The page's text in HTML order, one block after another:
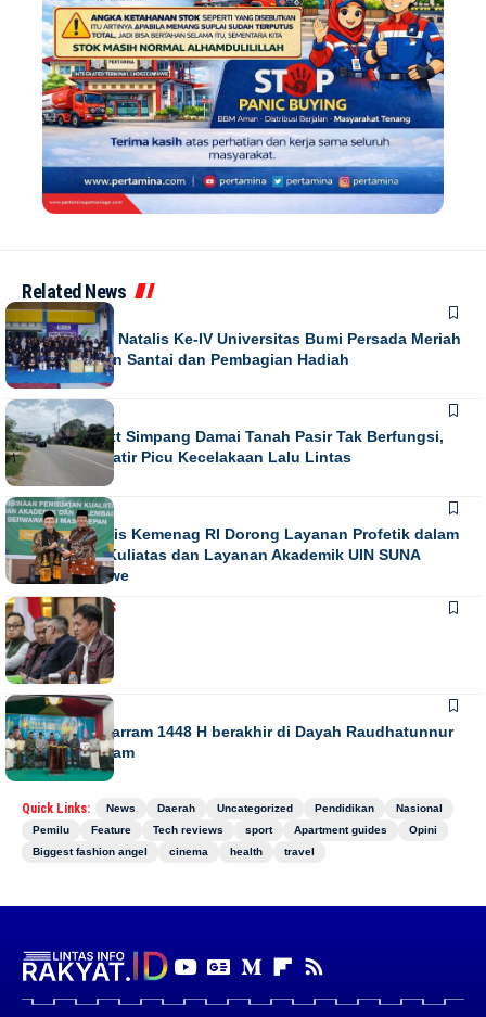
Related News
NEWS
Puncak Dies Natalis Ke-IV Universitas Bumi Persada Meriah
dengan Jalan Santai dan Pembagian Hadiah
NEWS
Running Text Simpang Damai Tanah Pasir Tak Berfungsi,
Warga Khawatir Picu Kecelakaan Lalu Lintas
NEWS
Direktur Diktis Kemenag RI Dorong Layanan Profetik dalam
Penguatan Kuliatas dan Layanan Akademik UIN SUNA
Lhokseumawe
NASIONALNEWS
Juli 13, 2026
NEWS
Gebyar Muharram 1448 H berakhir di Dayah Raudhatunnur
Alharuni Nisam
Quick Links: News Daerah Uncategorized Pendidikan
Nasional
Pemilu
Feature Tech reviews sport Apartment guides
Opini
Biggest fashion angel
cinema health travel